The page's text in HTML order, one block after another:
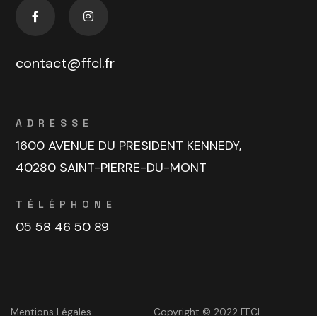
contact@ffcl.fr
ADRESSE
1600 AVENUE DU PRESIDENT KENNEDY,
40280 SAINT-PIERRE-DU-MONT
TÉLÉPHONE
05 58 46 50 89
Mentions Légales Copyright © 2022 FFCL